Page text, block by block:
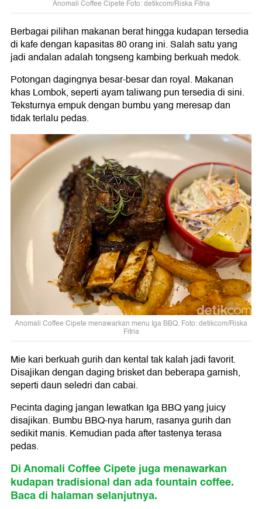
Anomali Coffee Cipete Foto: detikcom/Riska Fitria
Berbagai pilihan makanan berat hingga kudapan tersedia
di kafe dengan kapasitas 80 orang ini. Salah satu yang
jadi andalan adalah tongseng kambing berkuah medok.
Potongan dagingnya besar-besar dan royal. Makanan
khas Lombok, seperti ayam taliwang pun tersedia di sini.
Teksturnya empuk dengan bumbu yang meresap dan
tidak terlalu pedas.
Anomali Coffee Cipete menawarkan menu Iga BBQ. Foto: detikcom/Riska
Fitria
Mie kari berkuah gurih dan kental tak kalah jadi favorit.
Disajikan dengan daging brisket dan beberapa garnish,
seperti daun seledri dan cabai.
Pecinta daging jangan lewatkan Iga BBQ yang juicy
disajikan. Bumbu BBQ-nya harum, rasanya gurih dan
sedikit manis. Kemudian pada after tastenya terasa
pedas.
Di Anomali Coffee Cipete juga menawarkan
kudapan tradisional dan ada fountain coffee.
Baca di halaman selanjutnya.